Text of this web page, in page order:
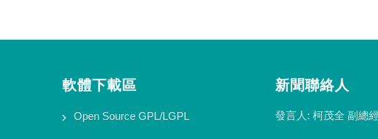
軟體下載區
Open Source GPL/LGPL
新聞聯絡人
發言人: 柯茂全 副總